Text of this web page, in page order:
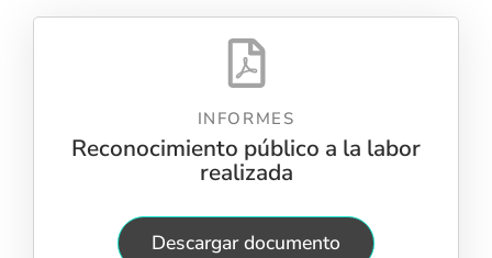
INFORMES
Reconocimiento público a la labor
realizada
Descargar documento